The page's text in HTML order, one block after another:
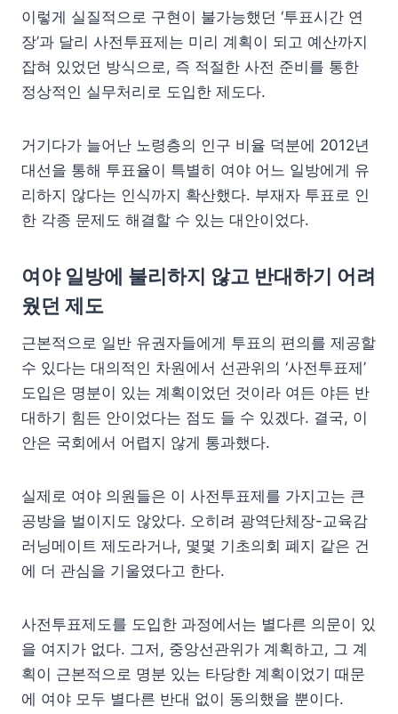
이렇게 실질적으로 구현이 불가능했던 ‘투표시간 연
장’과 달리 사전투표제는 미리 계획이 되고 예산까지
잡혀 있었던 방식으로, 즉 적절한 사전 준비를 통한
정상적인 실무처리로 도입한 제도다.
거기다가 늘어난 노령층의 인구 비율 덕분에 2012년
대선을 통해 투표율이 특별히 여야 어느 일방에게 유
리하지 않다는 인식까지 확산했다. 부재자 투표로 인
한 각종 문제도 해결할 수 있는 대안이었다.
여야 일방에 불리하지 않고 반대하기 어려
웠던 제도
근본적으로 일반 유권자들에게 투표의 편의를 제공할
수 있다는 대의적인 차원에서 선관위의 ‘사전투표제’
도입은 명분이 있는 계획이었던 것이라 여든 야든 반
대하기 힘든 안이었다는 점도 들 수 있겠다. 결국, 이
안은 국회에서 어렵지 않게 통과했다.
실제로 여야 의원들은 이 사전투표제를 가지고는 큰
공방을 벌이지도 않았다. 오히려 광역단체장-교육감
러닝메이트 제도라거나, 몇몇 기초의회 폐지 같은 건
에 더 관심을 기울였다고 한다.
사전투표제도를 도입한 과정에서는 별다른 의문이 있
을 여지가 없다. 그저, 중앙선관위가 계획하고, 그 계
획이 근본적으로 명분 있는 타당한 계획이었기 때문
에 여야 모두 별다른 반대 없이 동의했을 뿐이다.